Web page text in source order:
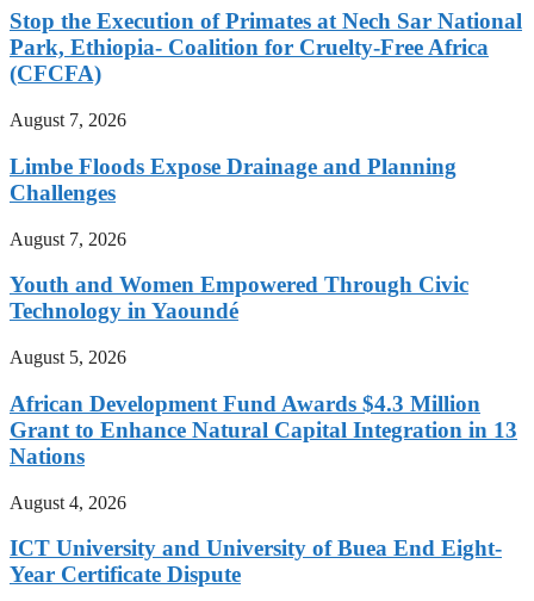
Stop the Execution of Primates at Nech Sar National
Park, Ethiopia- Coalition for Cruelty-Free Africa
(CFCFA)
August 7, 2026
Limbe Floods Expose Drainage and Planning
Challenges
August 7, 2026
Youth and Women Empowered Through Civic
Technology in Yaoundé
August 5, 2026
African Development Fund Awards $4.3 Million
Grant to Enhance Natural Capital Integration in 13
Nations
August 4, 2026
ICT University and University of Buea End Eight-
Year Certificate Dispute